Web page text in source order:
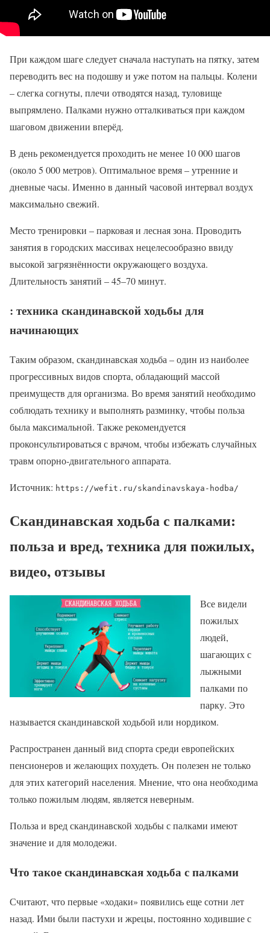
При каждом шаге следует сначала наступать на пятку, затем
переводить вес на подошву и уже потом на пальцы. Колени
– слегка согнуты, плечи отводятся назад, туловище
выпрямлено. Палками нужно отталкиваться при каждом
шаговом движении вперёд.
В день рекомендуется проходить не менее 10 000 шагов
(около 5 000 метров). Оптимальное время – утренние и
дневные часы. Именно в данный часовой интервал воздух
максимально свежий.
Место тренировки – парковая и лесная зона. Проводить
занятия в городских массивах нецелесообразно ввиду
высокой загрязнённости окружающего воздуха.
Длительность занятий – 45–70 минут.
: техника скандинавской ходьбы для
начинающих
Таким образом, скандинавская ходьба – один из наиболее
прогрессивных видов спорта, обладающий массой
преимуществ для организма. Во время занятий необходимо
соблюдать технику и выполнять разминку, чтобы польза
была максимальной. Также рекомендуется
проконсультироваться с врачом, чтобы избежать случайных
травм опорно-двигательного аппарата.
Источник: https://wefit.ru/skandinavskaya-hodba/
Скандинавская ходьба с палками:
польза и вред, техника для пожилых,
видео, отзывы
Все видели
пожилых
людей,
шагающих с
лыжными
палками по
парку. Это
называется скандинавской ходьбой или нордиком.
Распространен данный вид спорта среди европейских
пенсионеров и желающих похудеть. Он полезен не только
для этих категорий населения. Мнение, что она необходима
только пожилым людям, является неверным.
Польза и вред скандинавской ходьбы с палками имеют
значение и для молодежи.
Что такое скандинавская ходьба с палками
Считают, что первые «ходаки» появились еще сотни лет
назад. Ими были пастухи и жрецы, постоянно ходившие с